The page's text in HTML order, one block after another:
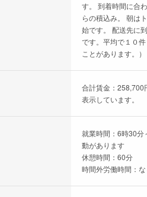
す。 到着時間に合
らの積込み。 朝は
始です。 配送先に
です。平均で１０
ことがあります。）
合計賃金：258,700
表示しています。
就業時間：6時30分
動があります
休憩時間：60分
時間外労働時間：